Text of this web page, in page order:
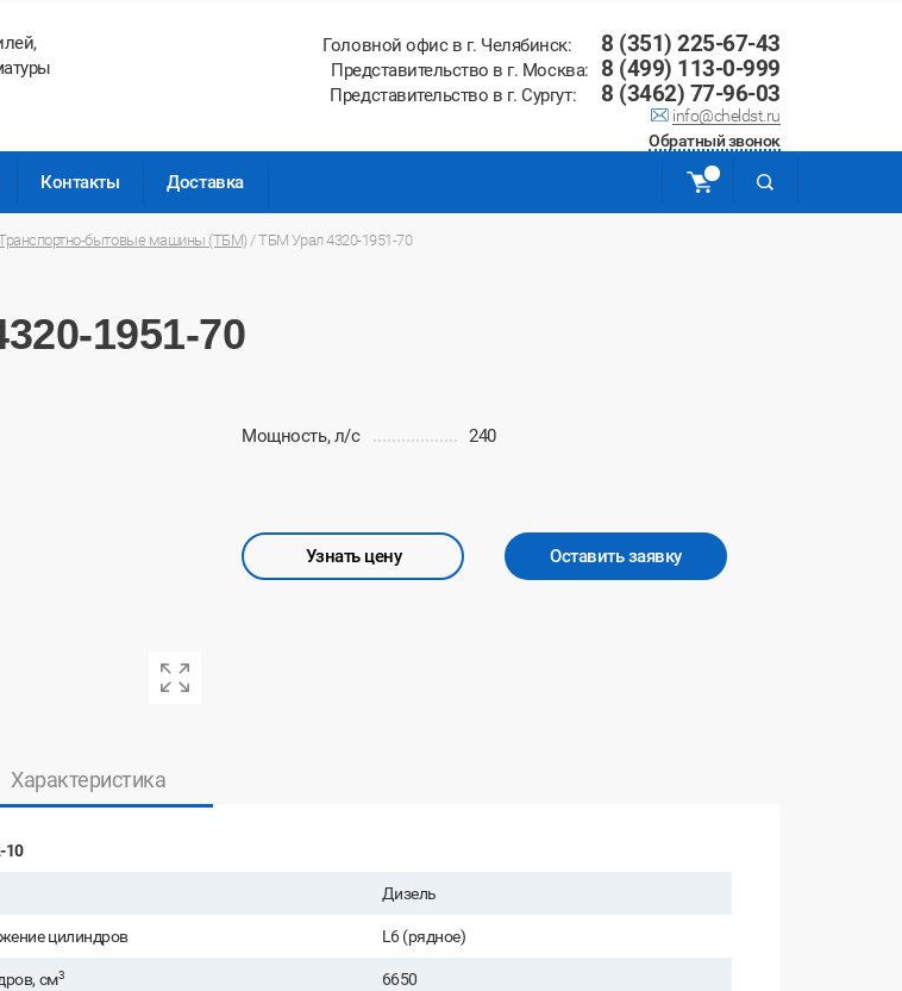
Головной офис в г. Челябинск: 8 (351) 225-67-43
Представительство в г. Москва: 8 (499) 113-0-999
Представительство в г. Сургут: 8 (3462) 77-96-03
info@cheldst.ru
Обратный звонок
Контакты Доставка
бытовые машины (ТБМ)/ТБМ Урал 4320-1951-70
1951-70
Мощность, л/с 240
Узнать цену Оставить заявку
Характеристика
10
Дизель
цилиндров L6 (рядное)
см3 6650